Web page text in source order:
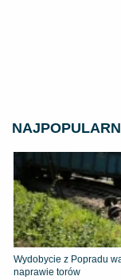
Wydobycie z Popradu
naprawie torów